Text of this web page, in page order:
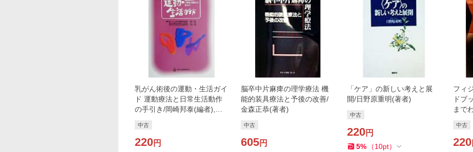
乳がん術後の運動・生活ガイ
ド 運動療法と日常生活動作
の手引き/岡崎邦泰(編者),森
中古
220円
脳卒中片麻痺の理学療法 機
能的装具療法と予後の改善/
金森正恭(著者)
中古
605円
「ケア」の新しい考えと展
開/日野原重明(著者)
中古
220円
5% （10pt）
フィ
ドブ
まで
中古
220